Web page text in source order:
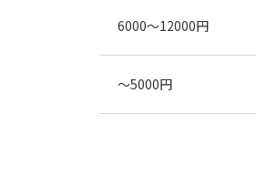
6000～12000円
～5000円